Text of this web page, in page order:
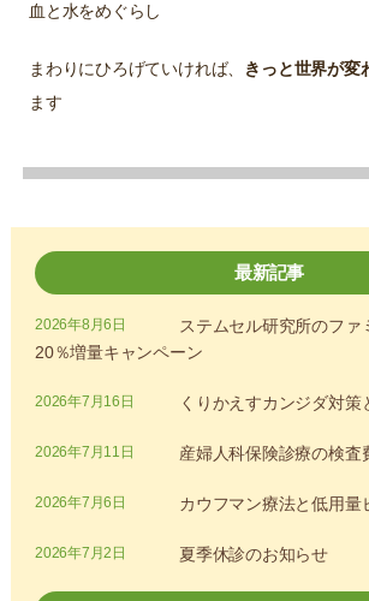
血と水をめぐらし
まわりにひろげていければ、 きっと世界が変
ます
最新記事
ステムセル研究所のファ
20％増量キャンペーン
2026年8月6日
くりかえすカンジダ対策
2026年7月16日
産婦人科保険診療の検査
2026年7月11日
カウフマン療法と低用量
2026年7月6日
夏季休診のお知らせ
2026年7月2日